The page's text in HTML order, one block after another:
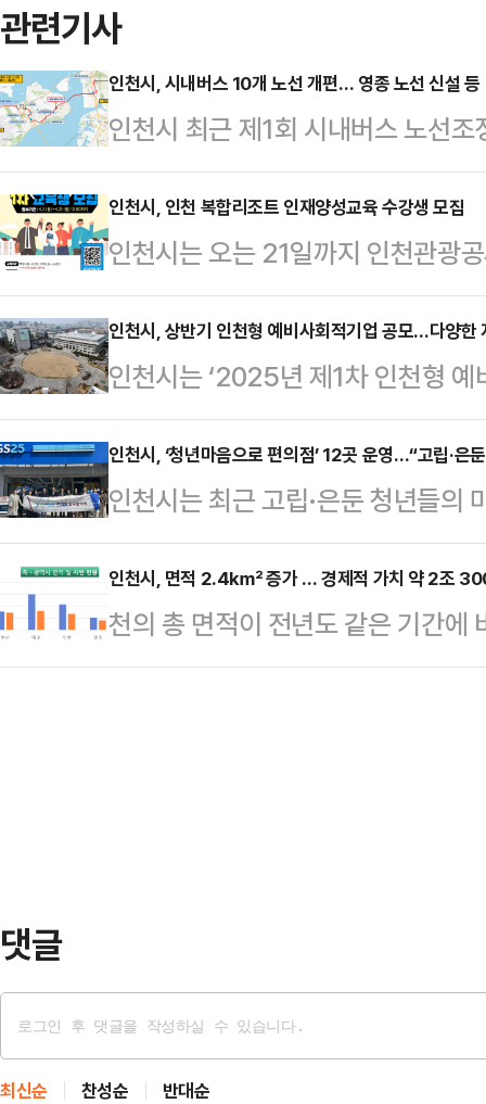
관련기사
인천시, 시내버스 10개 노선 개편… 영종 노선 신설 등
인천시 최근 제1회 시내버스 노선
정했다고 8일 밝혔다. 이번 노선 조
시행된다.노선 신설은 오는 10월부
서구 3개 노선 등이다.또 이달 말
이다.이번 노선 조정은 최근 열린
원회는 시민단체, 시의원, 교통전문
동차 운수사업 등에 관한 조례’에
하…
인천시, 인천 복합리조트 인재양성교육 수강생 모집
인천시는 오는 21일까지 인천관광
‘2025 인천복합리조트 인재양성교
강생을 모집한다고 7일 밝혔다.이
험이 풍부한 GKL과 지역 관광사업
사가 협력해 구성한 맞춤형 실무교
지노 분야에 취업을 희망하는 시민
등 우대) 중에서 교육 수료 후 즉시
교육 과정은 카지노 …
인천시, 상반기 인천형 예비사회적기업 공모…다양한
인천시는 ‘2025년 제1차 인천형 예
8개 군·구에서 총 14개 기업이 신
업’은 취약계층을 위한 일자리 창
를 실현하는 기업을 발굴하고, 이를
시장이 지정하는 기업을 의미한다.
예비사회적기업 지정을 희망하는
선정된 기업에는 정부의 ‘자생력 강
된다.주요 지원 …
인천시, ‘청년마음으로 편의점’ 12곳 운영…“고립·은
인천시는 최근 고립·은둔 청년들의
기 위해 GS리테일(GS25)과 ‘청년
결했다고 7일 밝혔다.‘청년마음으
을 통해 마음 건강의 어려움을 경험
들의 마음건강 회복과 성장을 지원
인천시, 면적 2.4㎢ 증가 … 경제적 가치 약 2조
천의 총 면적이 전년도 같은 기간
경제적 가치 증가로 집계됐다.인천
댓글
최신순 찬성순 반대순